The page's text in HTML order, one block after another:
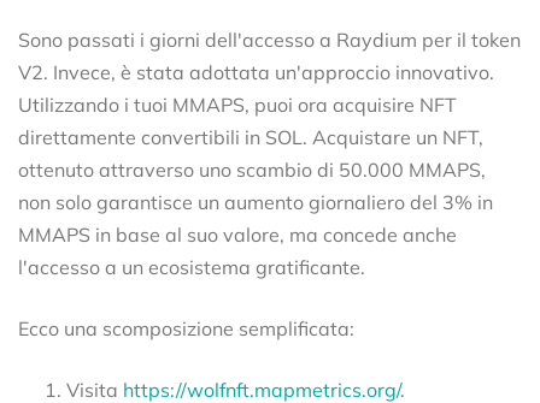
Sono passati i giorni dell'accesso a Raydium per il token
V2. Invece, è stata adottata un'approccio innovativo.
Utilizzando i tuoi MMAPS, puoi ora acquisire NFT
direttamente convertibili in SOL. Acquistare un NFT,
ottenuto attraverso uno scambio di 50.000 MMAPS,
non solo garantisce un aumento giornaliero del 3% in
MMAPS in base al suo valore, ma concede anche
l'accesso a un ecosistema gratificante.
Ecco una scomposizione semplificata:
Visita https://wolfnft.mapmetrics.org/.